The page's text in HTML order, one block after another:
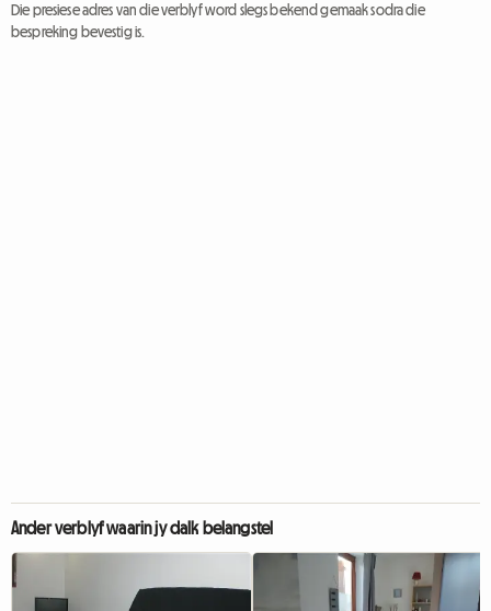
Die presiese adres van die verblyf word slegs bekend gemaak sodra die
bespreking bevestig is.
Ander verblyf waarin jy dalk belangstel